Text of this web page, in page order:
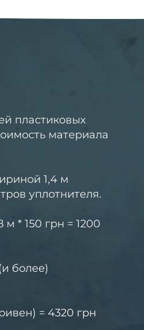
пластиковых
материала
1,4 м
уплотнителя.
* 150 грн = 1200
более)
= 4320 грн